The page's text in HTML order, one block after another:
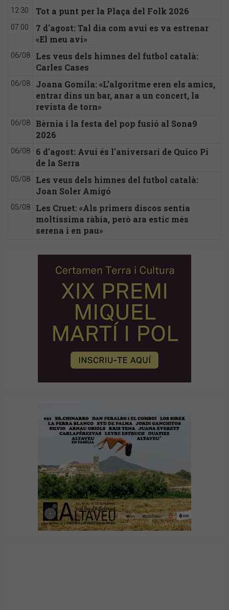
12:30 Tot a punt per la Plaça del Folk 2026
07:00
7 d'agost: Tal dia com avui es va estrenar
«El meu avi»
06/08
Les veus dels himnes del futbol català:
Carles Cases
06/08
Joana Gomila: «L’algoritme eren els amics,
entrar dins un bar, anar a un concert, la
revista de torn»
06/08
Bèrnia i la festa del pop fusió al Sona9
2026
06/08
6 d'agost: Avui és l'aniversari de Quico Pi
de la Serra
05/08
Les veus dels himnes del futbol català:
Joan Soler Amigó
05/08
Les Cruet: «Als primers discos sentia
moltíssima ràbia, però ara estic més
serena i en pau»